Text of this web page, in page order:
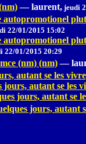
— laurent, jeudi
autopromotionel
22/01/2015 15:02
autopromotionel
22/01/2015 20:29
(nm) (nm) —
autant se les
autant se les
jours, autant se
jours, autant